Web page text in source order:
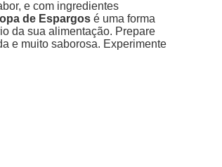
e com ingredientes
de Espargos é uma forma
da sua alimentação. Prepare
e muito saborosa. Experimente